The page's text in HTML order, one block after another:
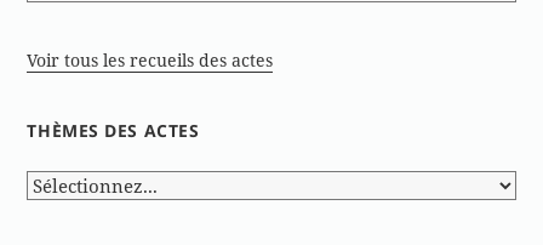
Voir tous les recueils des actes
THÈMES DES ACTES